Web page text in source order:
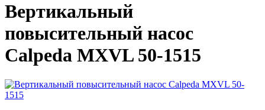
Вертикальный
повысительный насос
Calpeda MXVL 50-1515